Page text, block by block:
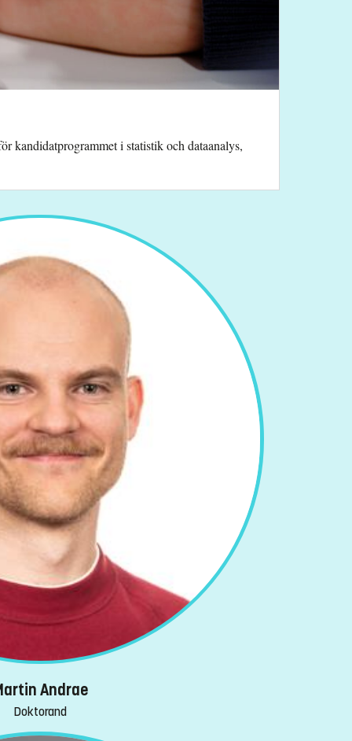
kandidatprogrammet i statistik och dataanalys,
Andrae
Doktorand